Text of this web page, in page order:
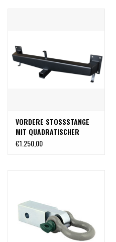
VORDERE STOSSSTANGE
MIT QUADRATISCHER
AUFNAHMEKUPPLUNG FIAT
€1.250,00